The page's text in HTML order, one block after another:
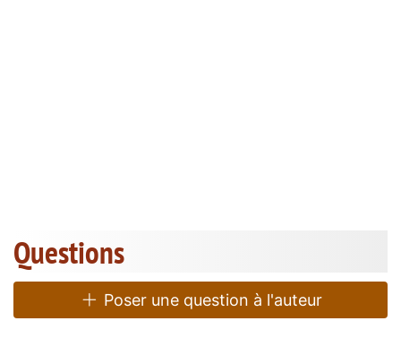
Questions
Poser une question à l'auteur